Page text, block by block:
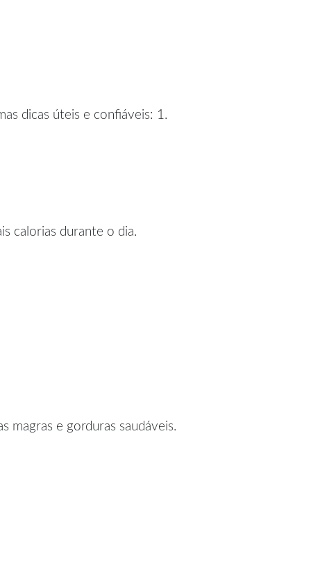
dicas úteis e confiáveis: 1.
calorias durante o dia.
magras e gorduras saudáveis.